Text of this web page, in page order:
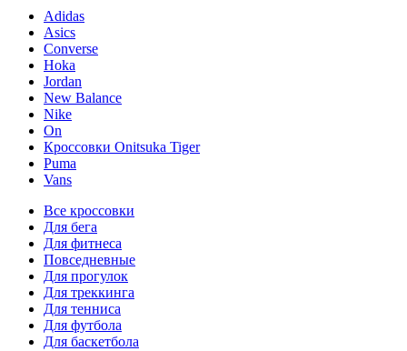
Adidas
Asics
Converse
Hoka
Jordan
New Balance
Nike
On
Кроссовки Onitsuka Tiger
Puma
Vans
Все кроссовки
Для бега
Для фитнеса
Повседневные
Для прогулок
Для треккинга
Для тенниса
Для футбола
Для баскетбола